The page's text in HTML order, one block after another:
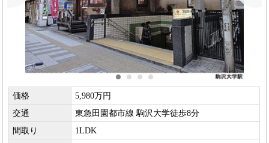
価格
5,980万円
交通
東急田園都市線 駒沢大学徒歩8分
間取り
1LDK